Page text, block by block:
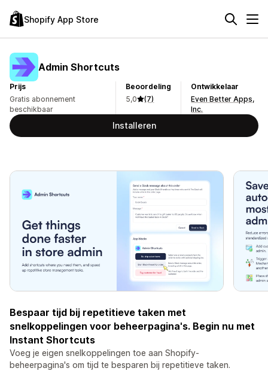
Shopify App Store
Admin Shortcuts
Prijs
Gratis abonnement
beschikbaar
Beoordeling
5,0
(7)
Ontwikkelaar
Even Better Apps,
Inc.
Installeren
Bespaar tijd bij repetitieve taken met
snelkoppelingen voor beheerpagina's. Begin nu met
Instant Shortcuts
Voeg je eigen snelkoppelingen toe aan Shopify-
beheerpagina's om tijd te besparen bij repetitieve taken.